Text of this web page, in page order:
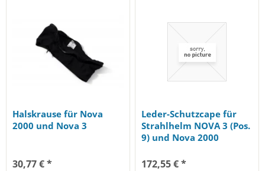
Halskrause für Nova
2000 und Nova 3
30,77 € *
Leder-Schutzcape für
Strahlhelm NOVA 3 (Pos.
9) und Nova 2000
172,55 € *